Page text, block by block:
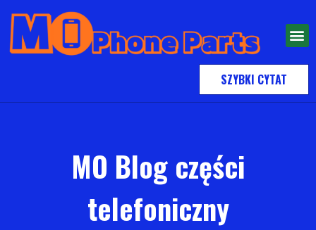
SZYBKI CYTAT
MO Blog części
telefoniczny